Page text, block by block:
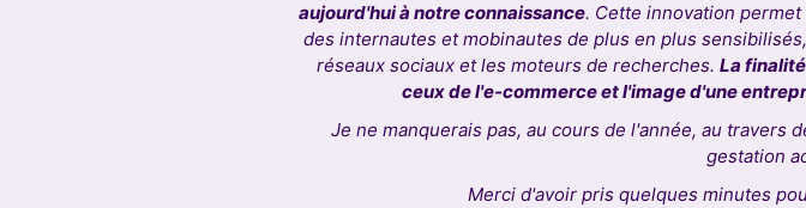
aujourd'hui à notre connaissance. Cette innovation
des internautes et mobinautes de plus en plus
réseaux sociaux et les moteurs de recherches. La
ceux de l'e-commerce et l'image d'une
Je ne manquerais pas, au cours de l'année, au
gestation
Merci d'avoir pris quelques minutes